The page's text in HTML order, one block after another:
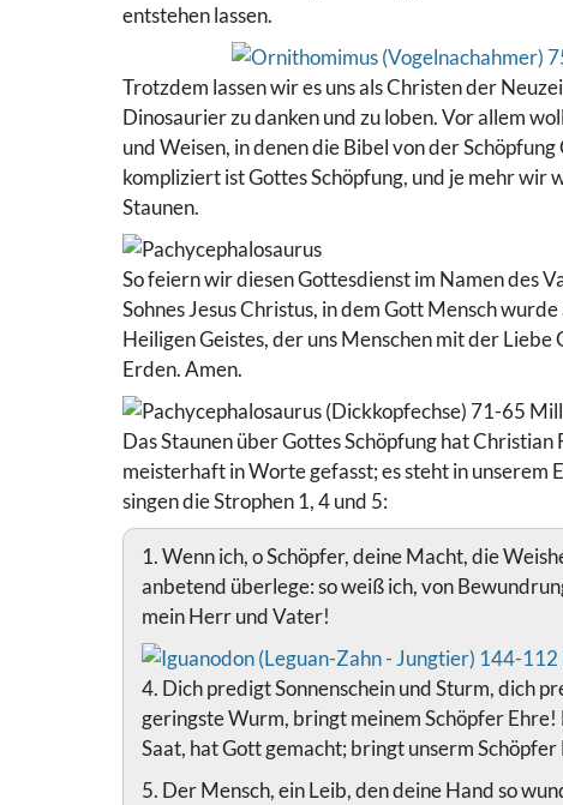
entstehen lassen.
Trotzdem lassen wir es uns als Christen der
Dinosaurier zu danken und zu loben. Vor allem
und Weisen, in denen die Bibel von der
kompliziert ist Gottes Schöpfung, und je mehr
Staunen.
So feiern wir diesen Gottesdienst im Namen des
Sohnes Jesus Christus, in dem Gott Mensch
Heiligen Geistes, der uns Menschen mit der
Erden. Amen.
Das Staunen über Gottes Schöpfung hat
meisterhaft in Worte gefasst; es steht in unserem
singen die Strophen 1, 4 und 5:
1. Wenn ich, o Schöpfer, deine Macht, die
anbetend überlege: so weiß ich, von
mein Herr und Vater!
4. Dich predigt Sonnenschein und Sturm, dich
geringste Wurm, bringt meinem Schöpfer
Saat, hat Gott gemacht; bringt unserm Schöpfer
5. Der Mensch, ein Leib, den deine Hand so